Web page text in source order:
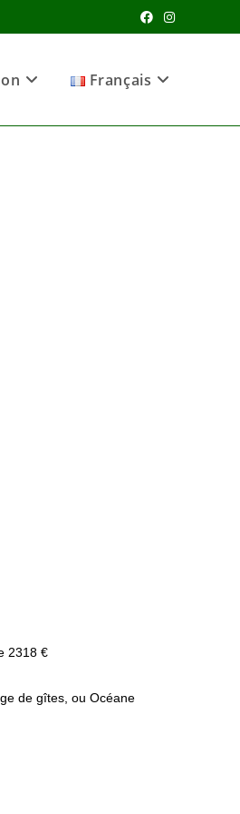
Français
2318 €
de gîtes, ou Océane